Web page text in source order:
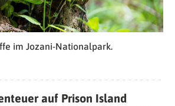
im Jozani-Nationalpark.
auf Prison Island